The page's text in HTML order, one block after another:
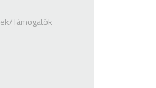
Támogatók